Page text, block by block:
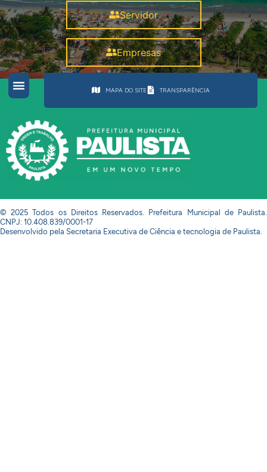
Servidor
Empresas
MAPA DO SITE TRANSPARÊNCIA
© 2025 Todos os Direitos Reservados. Prefeitura Municipal de Paulista.
CNPJ: 10.408.839/0001-17
Desenvolvido pela Secretaria Executiva de Ciência e tecnologia de Paulista.